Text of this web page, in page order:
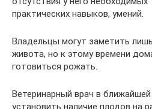
практических навыков, умений.
Владельцы могут заметить
живота, но к этому времени
готовиться рожать.
Ветеринарный врач в
установить наличие плодов на